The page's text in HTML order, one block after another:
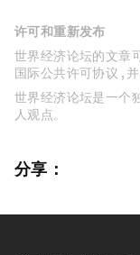
许可和重新发布
世界经济论坛的文章
国际公共许可协议 ,
世界经济论坛是一个
人观点。
分享：